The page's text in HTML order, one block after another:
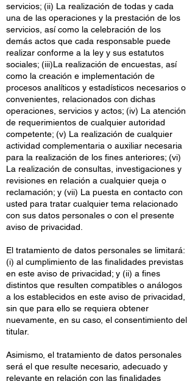
servicios; (ii) La realización de todas y cada
una de las operaciones y la prestación de los
servicios, así como la celebración de los
demás actos que cada responsable puede
realizar conforme a la ley y sus estatutos
sociales; (iii)La realización de encuestas, así
como la creación e implementación de
procesos analíticos y estadísticos necesarios o
convenientes, relacionados con dichas
operaciones, servicios y actos; (iv) La atención
de requerimientos de cualquier autoridad
competente; (v) La realización de cualquier
actividad complementaria o auxiliar necesaria
para la realización de los fines anteriores; (vi)
La realización de consultas, investigaciones y
revisiones en relación a cualquier queja o
reclamación; y (vii) La puesta en contacto con
usted para tratar cualquier tema relacionado
con sus datos personales o con el presente
aviso de privacidad.
El tratamiento de datos personales se limitará:
(i) al cumplimiento de las finalidades previstas
en este aviso de privacidad; y (ii) a fines
distintos que resulten compatibles o análogos
a los establecidos en este aviso de privacidad,
sin que para ello se requiera obtener
nuevamente, en su caso, el consentimiento del
titular.
Asimismo, el tratamiento de datos personales
será el que resulte necesario, adecuado y
relevante en relación con las finalidades